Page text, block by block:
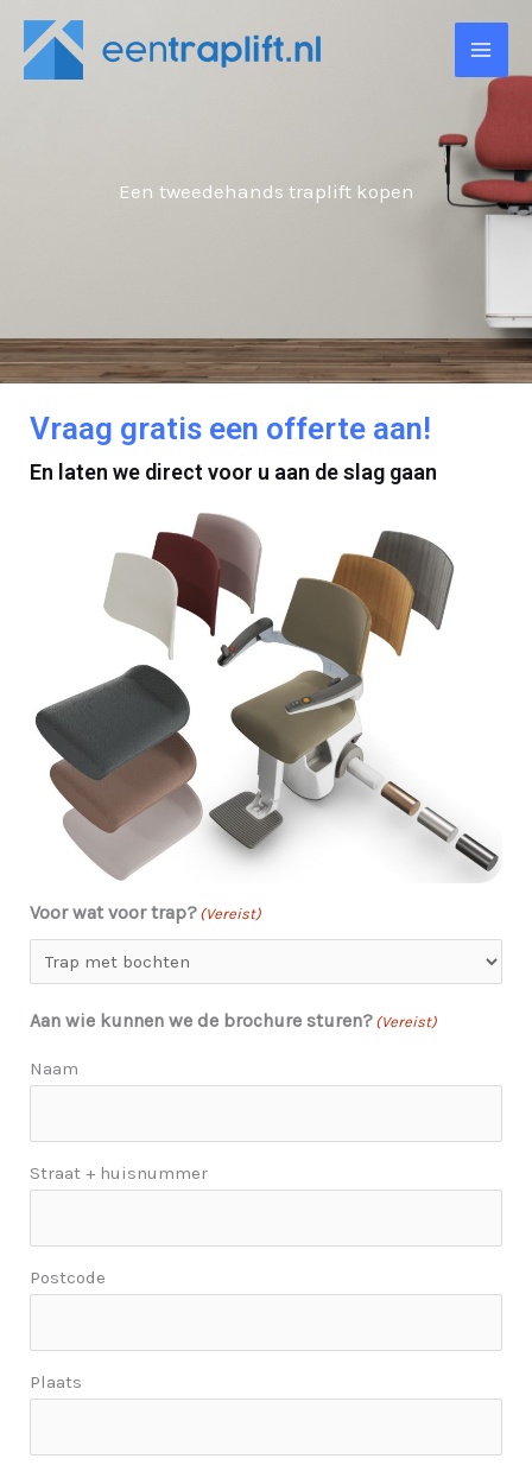
naar
Een tweedehands traplift kopen
Vraag gratis een offerte aan!
En laten we direct voor u aan de slag gaan
Voor wat voor trap? (Vereist)
Aan wie kunnen we de brochure sturen? (Vereist)
Naam
Straat + huisnummer
Postcode
Plaats